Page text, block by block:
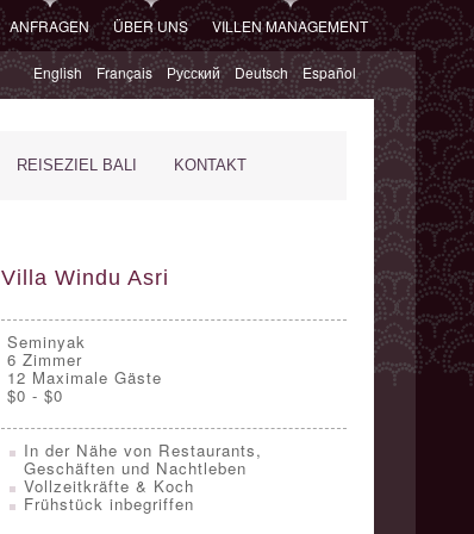
ANFRAGEN ÜBER UNS VILLEN MANAGEMENT
English Français Русский Deutsch Español
REISEZIEL BALI KONTAKT
Villa Windu Asri
Seminyak
6 Zimmer
12 Maximale Gäste
$0 - $0
In der Nähe von Restaurants,
Geschäften und Nachtleben
Vollzeitkräfte & Koch
Frühstück inbegriffen